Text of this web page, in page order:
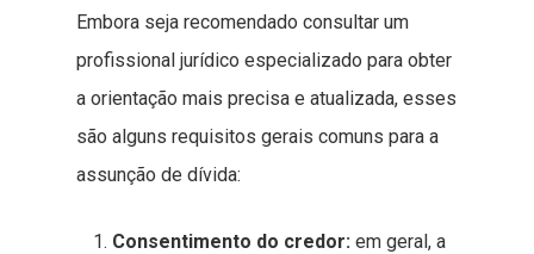
Embora seja recomendado consultar um
profissional jurídico especializado para obter
a orientação mais precisa e atualizada, esses
são alguns requisitos gerais comuns para a
assunção de dívida:
Consentimento do credor: em geral, a